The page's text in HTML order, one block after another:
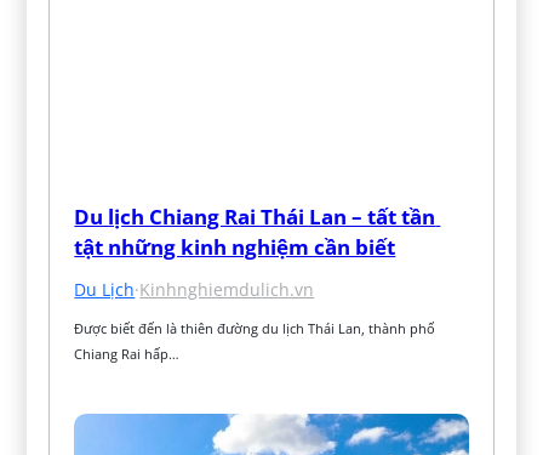
Du lịch Chiang Rai Thái Lan – tất tần
tật những kinh nghiệm cần biết
Du Lịch·Kinhnghiemdulich.vn
Được biết đến là thiên đường du lịch Thái Lan, thành phố
Chiang Rai hấp…